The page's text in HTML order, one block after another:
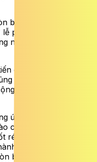
bệnh sốt rét: Chúng
phát động không chỉ
niên mà còn là lời kêu
gần mục tiêu loại trừ
cố hệ thống phòng
đồng được xem là
ứng, những đoàn xe
cuộc của từng người
rét đang được lan tỏa
quả đã đạt được và
bệnh sốt rét.